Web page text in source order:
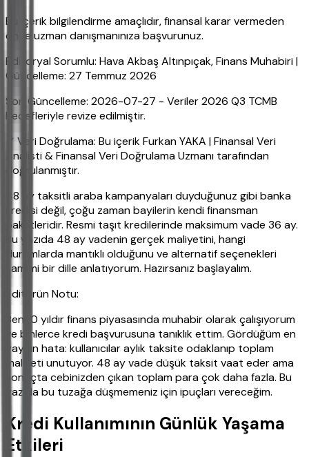
Bu içerik bilgilendirme amaçlıdır, finansal karar vermeden
önce uzman danışmanınıza başvurunuz.
Editoryal Sorumlu: Hava Akbaş Altınpıçak, Finans Muhabiri |
Güncelleme: 27 Temmuz 2026
Son Güncelleme: 2026-07-27 - Veriler 2026 Q3 TCMB
hedefleriyle revize edilmiştir.
✔ Veri Doğrulama: Bu içerik Furkan YAKA | Finansal Veri
Analisti & Finansal Veri Doğrulama Uzmanı tarafından
doğrulanmıştır.
48 ay taksitli araba kampanyaları duyduğunuz gibi banka
kredisi değil, çoğu zaman bayilerin kendi finansman
paketleridir. Resmi taşıt kredilerinde maksimum vade 36 ay.
Bu yazıda 48 ay vadenin gerçek maliyetini, hangi
durumlarda mantıklı olduğunu ve alternatif seçenekleri
samimi bir dille anlatıyorum. Hazırsanız başlayalım.
Editörün Notu:
Ben 10 yıldır finans piyasasında muhabir olarak çalışıyorum
ve binlerce kredi başvurusuna tanıklık ettim. Gördüğüm en
yaygın hata: kullanıcılar aylık taksite odaklanıp toplam
maliyeti unutuyor. 48 ay vade düşük taksit vaat eder ama
sonuçta cebinizden çıkan toplam para çok daha fazla. Bu
yazıda bu tuzağa düşmemeniz için ipuçları vereceğim.
Kredi Kullanımının Günlük Yaşama
Etkileri